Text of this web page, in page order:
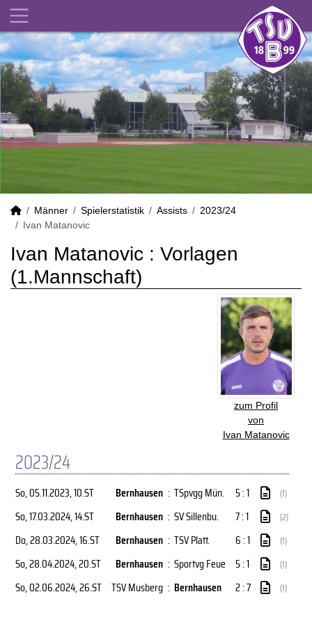
Männer Spielerstatistik Assists
2023/24
Ivan Matanovic
Ivan Matanovic : Vorlagen
(1.Mannschaft)
zum Profil
von
Ivan Matanovic
2023/24
So, 05.11.2023, 10.ST Bernhausen : TSpvgg Mün. 5 : 1 (1)
So, 17.03.2024, 14.ST Bernhausen : SV Sillenbu. 7 : 1 (2)
Do, 28.03.2024, 16.ST Bernhausen : TSV Platt. 6 : 1 (1)
So, 28.04.2024, 20.ST Bernhausen : Sportvg Feue 5 : 1 (1)
So, 02.06.2024, 26.ST TSV Musberg : Bernhausen 2 : 7 (1)